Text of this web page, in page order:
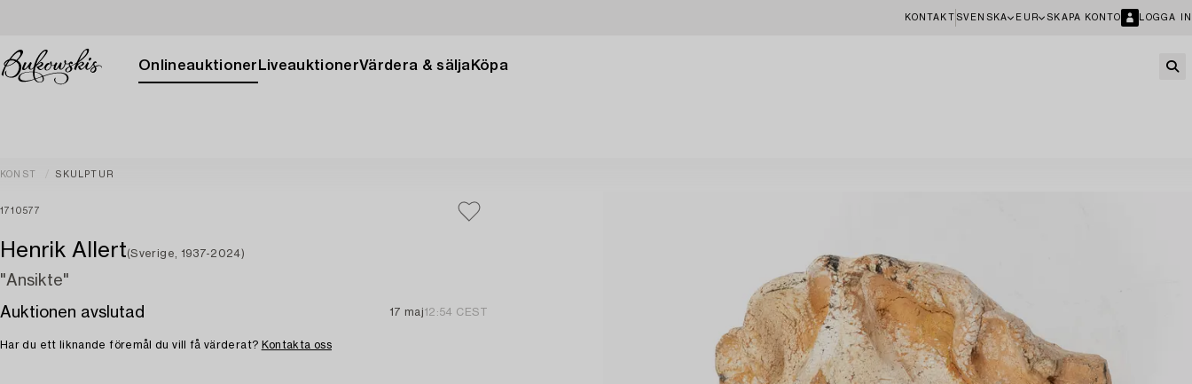
KONTAKT SVENSKA EUR SKAPA KONTO LOGGA IN
Onlineauktioner LiveauktionerVärdera & sälja Köpa
KONST SKULPTUR
1710577
Henrik Allert(Sverige, 1937-2024)
"Ansikte"
Auktionen avslutad
17 maj12:54 CEST
Har du ett liknande föremål du vill få värderat? Kontakta oss